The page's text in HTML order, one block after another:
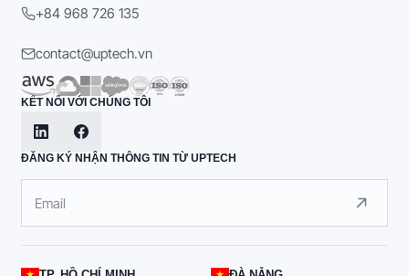
+84 968 726 135
contact@uptech.vn
KẾT NỐI VỚI CHÚNG TÔI
ĐĂNG KÝ NHẬN THÔNG TIN TỪ UPTECH